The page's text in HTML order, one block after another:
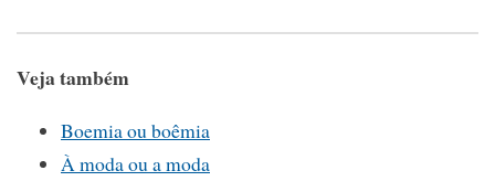
Veja também
Boemia ou boêmia
À moda ou a moda